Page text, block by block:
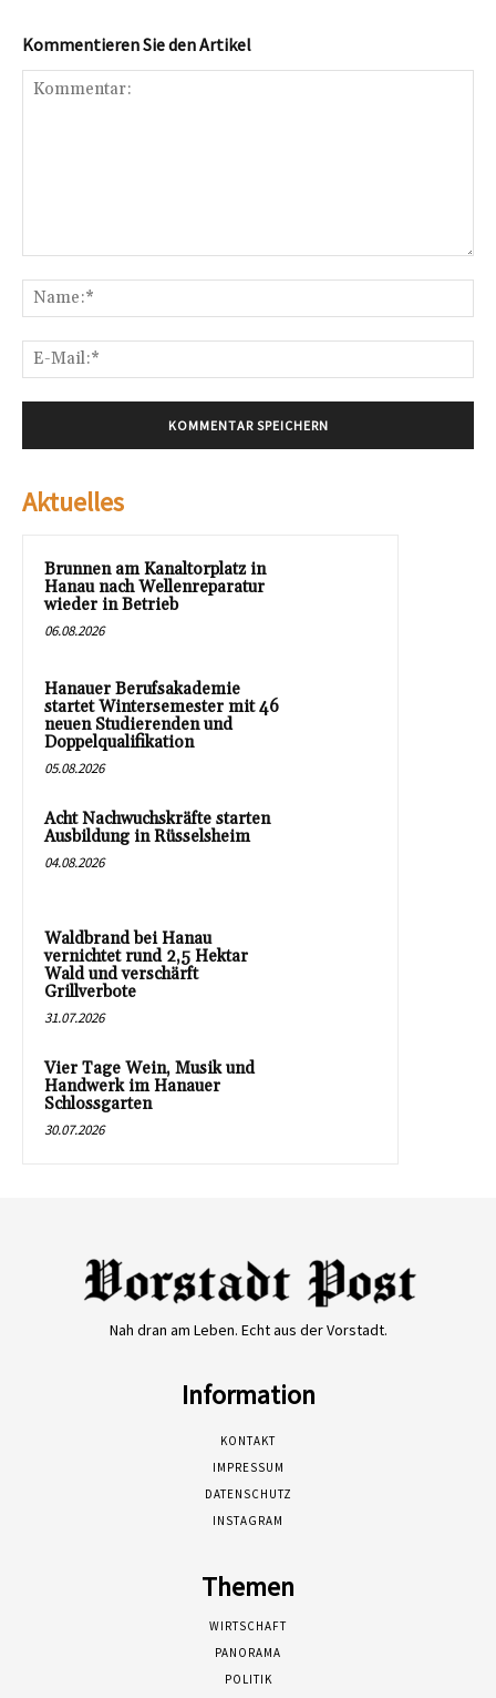
Kommentieren Sie den Artikel
Aktuelles
Brunnen am Kanaltorplatz in
Hanau nach Wellenreparatur
wieder in Betrieb
06.08.2026
Hanauer Berufsakademie
startet Wintersemester mit 46
neuen Studierenden und
Doppelqualifikation
05.08.2026
Acht Nachwuchskräfte starten
Ausbildung in Rüsselsheim
04.08.2026
Waldbrand bei Hanau
vernichtet rund 2,5 Hektar
Wald und verschärft
Grillverbote
31.07.2026
Vier Tage Wein, Musik und
Handwerk im Hanauer
Schlossgarten
30.07.2026
Nah dran am Leben. Echt aus der Vorstadt.
Information
KONTAKT
IMPRESSUM
DATENSCHUTZ
INSTAGRAM
Themen
WIRTSCHAFT
PANORAMA
POLITIK